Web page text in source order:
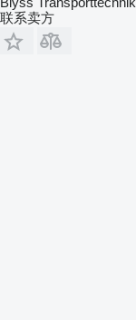
联系卖方